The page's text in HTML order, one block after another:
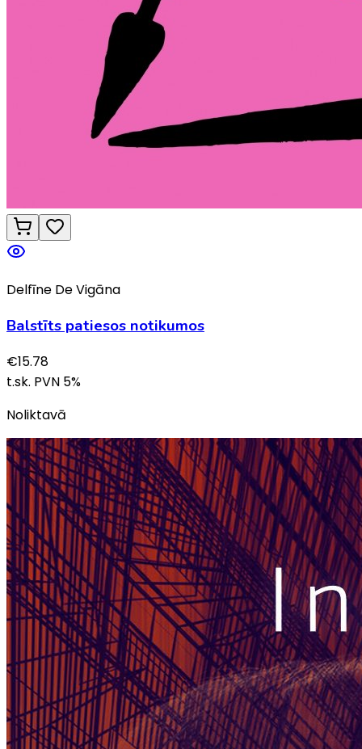
Delfīne De Vigāna
Balstīts patiesos notikumos
€15.78
t.sk. PVN 5%
Noliktavā